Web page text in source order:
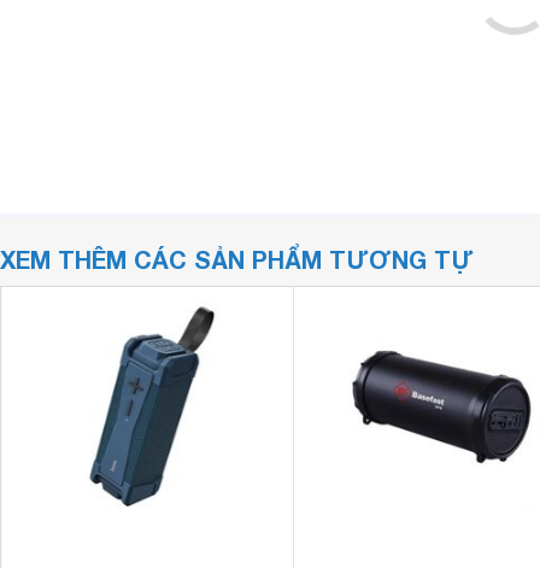
XEM THÊM CÁC SẢN PHẨM TƯƠNG TỰ